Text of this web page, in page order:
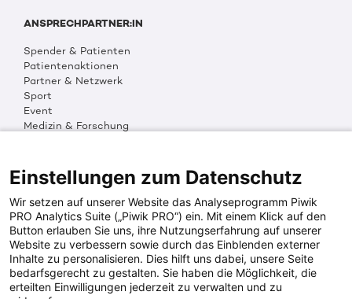
ANSPRECHPARTNER:IN
Spender & Patienten
Patientenaktionen
Partner & Netzwerk
Sport
Event
Medizin & Forschung
Multimedia
Social Media
PRESSEINFOS
Fotos & Media
Digitale Pressemappen
Patientenaktionen
Einstellungen zum Datenschutz
Wir setzen auf unserer Website das Analyseprogramm Piwik
PRO Analytics Suite („Piwik PRO“) ein. Mit einem Klick auf den
Button erlauben Sie uns, ihre Nutzungserfahrung auf unserer
Website zu verbessern sowie durch das Einblenden externer
Inhalte zu personalisieren. Dies hilft uns dabei, unsere Seite
bedarfsgerecht zu gestalten. Sie haben die Möglichkeit, die
erteilten Einwilligungen jederzeit zu verwalten und zu